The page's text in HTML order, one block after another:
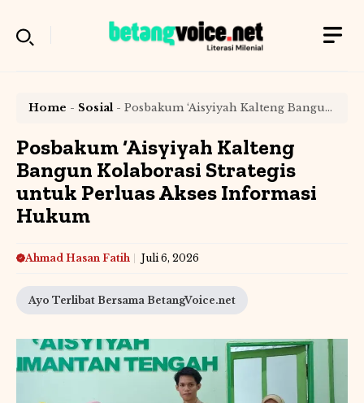
Home - Sosial- Posbakum ‘Aisyiyah Kalteng Bangun
Hukum
Posbakum ‘Aisyiyah Kalteng
Bangun Kolaborasi Strategis
untuk Perluas Akses Informasi
Hukum
Ahmad Hasan Fatih Juli 6, 2026
Ayo Terlibat Bersama BetangVoice.net